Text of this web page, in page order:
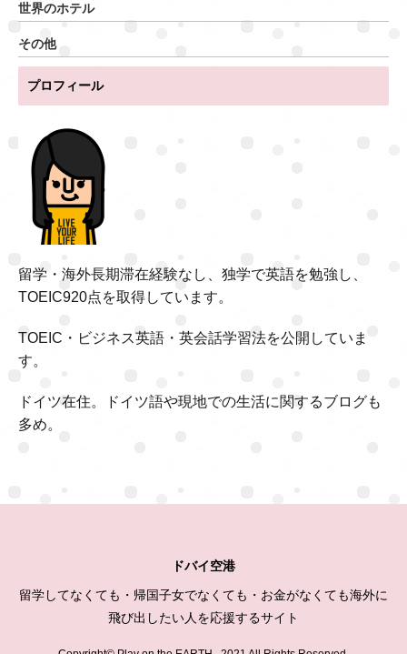
世界のホテル
その他
プロフィール
留学・海外長期滞在経験なし、独学で英語を勉強し、
TOEIC920点を取得しています。
TOEIC・ビジネス英語・英会話学習法を公開していま
す。
ドイツ在住。ドイツ語や現地での生活に関するブログも
多め。
ドバイ空港
留学してなくても・帰国子女でなくても・お金がなくても海外に
飛び出したい人を応援するサイト